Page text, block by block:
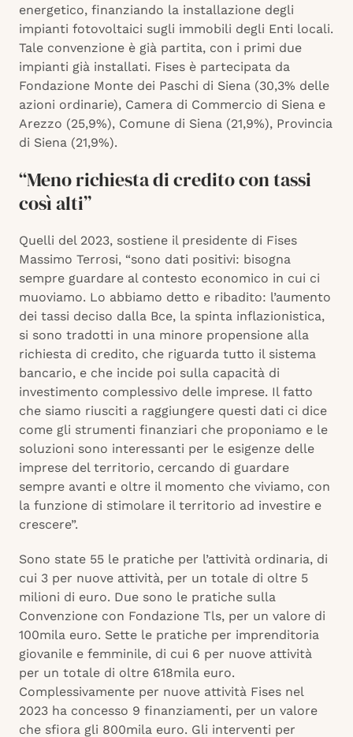
energetico, finanziando la installazione degli
impianti fotovoltaici sugli immobili degli Enti locali.
Tale convenzione è già partita, con i primi due
impianti già installati. Fises è partecipata da
Fondazione Monte dei Paschi di Siena (30,3% delle
azioni ordinarie), Camera di Commercio di Siena e
Arezzo (25,9%), Comune di Siena (21,9%), Provincia
di Siena (21,9%).
“Meno richiesta di credito con tassi
così alti”
Quelli del 2023, sostiene il presidente di Fises
Massimo Terrosi, “sono dati positivi: bisogna
sempre guardare al contesto economico in cui ci
muoviamo. Lo abbiamo detto e ribadito: l’aumento
dei tassi deciso dalla Bce, la spinta inflazionistica,
si sono tradotti in una minore propensione alla
richiesta di credito, che riguarda tutto il sistema
bancario, e che incide poi sulla capacità di
investimento complessivo delle imprese. Il fatto
che siamo riusciti a raggiungere questi dati ci dice
come gli strumenti finanziari che proponiamo e le
soluzioni sono interessanti per le esigenze delle
imprese del territorio, cercando di guardare
sempre avanti e oltre il momento che viviamo, con
la funzione di stimolare il territorio ad investire e
crescere”.
Sono state 55 le pratiche per l’attività ordinaria, di
cui 3 per nuove attività, per un totale di oltre 5
milioni di euro. Due sono le pratiche sulla
Convenzione con Fondazione Tls, per un valore di
100mila euro. Sette le pratiche per imprenditoria
giovanile e femminile, di cui 6 per nuove attività
per un totale di oltre 618mila euro.
Complessivamente per nuove attività Fises nel
2023 ha concesso 9 finanziamenti, per un valore
che sfiora gli 800mila euro. Gli interventi per